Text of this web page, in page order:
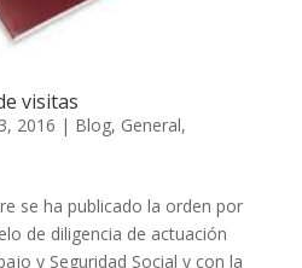
visitas
2016 | Blog, General,
se ha publicado la orden por
de diligencia de actuación
y Seguridad Social y con la